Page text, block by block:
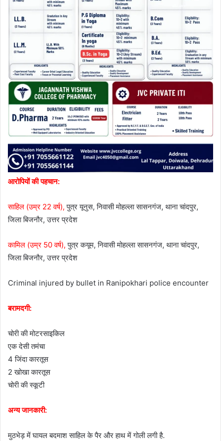
आरोपियों की पहचान:
साहिल (उम्र 22 वर्ष), पुत्र यूनुस, निवासी मोहल्ला सासनगंज, थाना चांदपुर,
जिला बिजनौर, उत्तर प्रदेश
कामिल (उम्र 50 वर्ष), पुत्र कयूम, निवासी मोहल्ला सासनगंज, थाना चांदपुर,
जिला बिजनौर, उत्तर प्रदेश
Criminal injured by bullet in Ranipokhari police encounter
बरामदगी:
चोरी की मोटरसाइकिल
एक देसी तमंचा
4 जिंदा कारतूस
2 खोखा कारतूस
चोरी की स्कूटी
अन्य जानकारी:
मुठभेड़ में घायल बदमाश साहिल के पैर और हाथ में गोली लगी है.